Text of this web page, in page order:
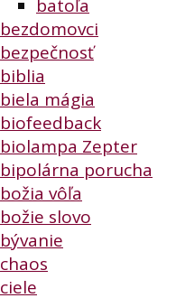
batoľa
bezdomovci
bezpečnosť
biblia
biela mágia
biofeedback
biolampa Zepter
bipolárna porucha
božia vôľa
božie slovo
bývanie
chaos
ciele